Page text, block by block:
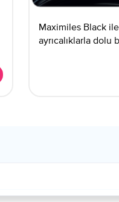
Maximiles Black
ayrıcalıklarla dolu